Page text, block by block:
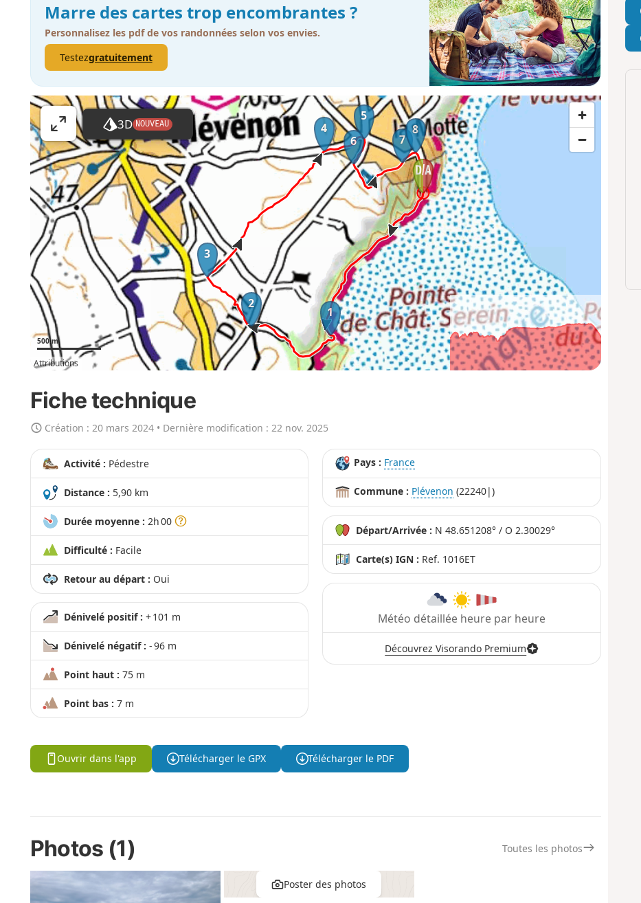
Marre des cartes trop encombrantes ?
Personnalisez les pdf de vos randonnées selon vos envies.
Testezgratuitement
A
ff
i
c
h
e
l
a
c
r
t
e
e
n
g
r
d
3D NOUVEAU
1
2
3
4
5
6
7
8
500 m
Attributions
Fiche technique
Création :20 mars 2024 • Dernière modification :22 nov. 2025
Activité : Pédestre
Distance : 5,90 km
Durée moyenne : 2h 00
Difficulté : Facile
Retour au départ : Oui
Dénivelé positif : + 101 m
Dénivelé négatif : - 96 m
Point haut : 75 m
Point bas : 7 m
Pays : France
Commune : Plévenon (22240|)
Départ/Arrivée : N 48.651208° / O 2.30029°
Carte(s) IGN : Ref. 1016ET
Météo détaillée heure par heure
Découvrez Visorando Premium
Ouvrir dans l'app Télécharger le GPX Télécharger le PDF
Photos (1) Toutes les photos
Poster des photos